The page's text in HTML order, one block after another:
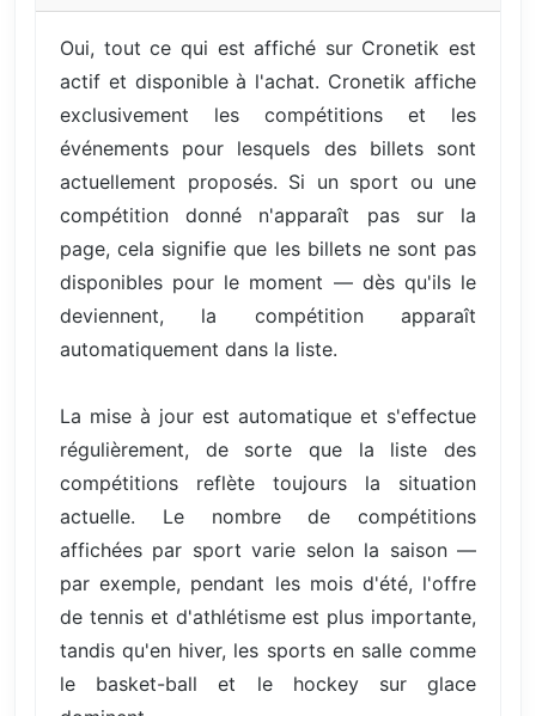
Oui, tout ce qui est affiché sur Cronetik est
actif et disponible à l'achat. Cronetik affiche
exclusivement les compétitions et les
événements pour lesquels des billets sont
actuellement proposés. Si un sport ou une
compétition donné n'apparaît pas sur la
page, cela signifie que les billets ne sont pas
disponibles pour le moment — dès qu'ils le
deviennent, la compétition apparaît
automatiquement dans la liste.
La mise à jour est automatique et s'effectue
régulièrement, de sorte que la liste des
compétitions reflète toujours la situation
actuelle. Le nombre de compétitions
affichées par sport varie selon la saison —
par exemple, pendant les mois d'été, l'offre
de tennis et d'athlétisme est plus importante,
tandis qu'en hiver, les sports en salle comme
le basket-ball et le hockey sur glace